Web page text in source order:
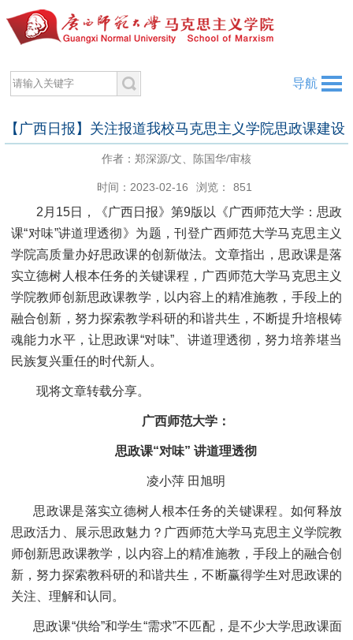
导航
【广西日报】关注报道我校马克思主义学院思政课建设
作者：郑深源/文、陈国华/审核
时间：2023-02-16 浏览： 851
2月15日，《广西日报》第9版以《广西师范大学：思政
课“对味”讲道理透彻》为题，刊登广西师范大学马克思主义
学院高质量办好思政课的创新做法。文章指出，思政课是落
实立德树人根本任务的关键课程，广西师范大学马克思主义
学院教师创新思政课教学，以内容上的精准施教，手段上的
融合创新，努力探索教学科研的和谐共生，不断提升培根铸
魂能力水平，让思政课“对味”、讲道理透彻，努力培养堪当
民族复兴重任的时代新人。
现将文章转载分享。
广西师范大学：
思政课“对味” 讲道理透彻
凌小萍 田旭明
思政课是落实立德树人根本任务的关键课程。如何释放
思政活力、展示思政魅力？广西师范大学马克思主义学院教
师创新思政课教学，以内容上的精准施教，手段上的融合创
新，努力探索教科研的和谐共生，不断赢得学生对思政课的
关注、理解和认同。
思政课“供给”和学生“需求”不匹配，是不少大学思政课面